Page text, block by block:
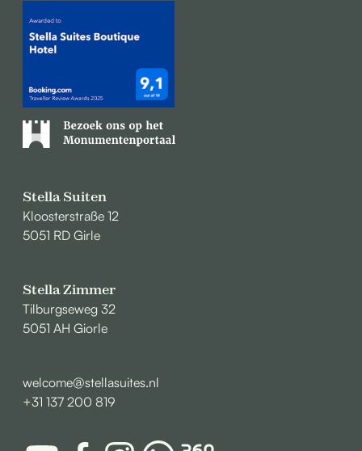
Stella Suiten
Kloosterstraße 12
5051 RD Girle
Stella Zimmer
Tilburgseweg 32
5051 AH Giorle
welcome@stellasuites.nl
+31 137 200 819